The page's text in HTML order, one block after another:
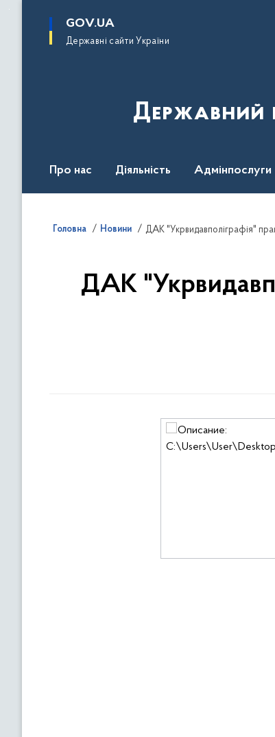
основного
GOV.UA
Державні сайти України
Державний
Про нас Діяльність Адмінпослуги
Головна Новини ДАК "Укрвидавполіграфія"
ДАК